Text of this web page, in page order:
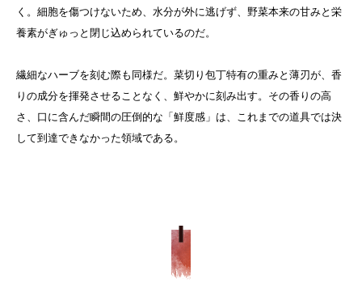
く。細胞を傷つけないため、水分が外に逃げず、野菜本来の甘みと栄
養素がぎゅっと閉じ込められているのだ。
繊細なハーブを刻む際も同様だ。菜切り包丁特有の重みと薄刃が、香
りの成分を揮発させることなく、鮮やかに刻み出す。その香りの高
さ、口に含んだ瞬間の圧倒的な「鮮度感」は、これまでの道具では決
して到達できなかった領域である。